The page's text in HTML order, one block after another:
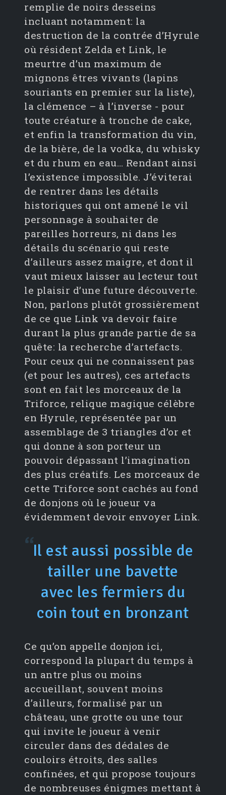
remplie de noirs desseins
incluant notamment: la
destruction de la contrée d’Hyrule
où résident Zelda et Link, le
meurtre d’un maximum de
mignons êtres vivants (lapins
souriants en premier sur la liste),
la clémence – à l’inverse - pour
toute créature à tronche de cake,
et enfin la transformation du vin,
de la bière, de la vodka, du whisky
et du rhum en eau… Rendant ainsi
l’existence impossible. J’éviterai
de rentrer dans les détails
historiques qui ont amené le vil
personnage à souhaiter de
pareilles horreurs, ni dans les
détails du scénario qui reste
d’ailleurs assez maigre, et dont il
vaut mieux laisser au lecteur tout
le plaisir d’une future découverte.
Non, parlons plutôt grossièrement
de ce que Link va devoir faire
durant la plus grande partie de sa
quête: la recherche d’artefacts.
Pour ceux qui ne connaissent pas
(et pour les autres), ces artefacts
sont en fait les morceaux de la
Triforce, relique magique célèbre
en Hyrule, représentée par un
assemblage de 3 triangles d’or et
qui donne à son porteur un
pouvoir dépassant l’imagination
des plus créatifs. Les morceaux de
cette Triforce sont cachés au fond
de donjons où le joueur va
évidemment devoir envoyer Link.
Il est aussi possible de
tailler une bavette
avec les fermiers du
coin tout en bronzant
Ce qu’on appelle donjon ici,
correspond la plupart du temps à
un antre plus ou moins
accueillant, souvent moins
d’ailleurs, formalisé par un
château, une grotte ou une tour
qui invite le joueur à venir
circuler dans des dédales de
couloirs étroits, des salles
confinées, et qui propose toujours
de nombreuses énigmes mettant à